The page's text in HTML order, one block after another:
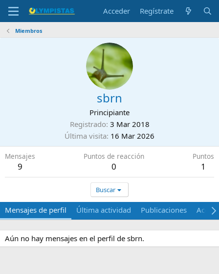
Acceder Regístrate
Miembros
sbrn
Principiante
Registrado 3 Mar 2018
Última visita 16 Mar 2026
Mensajes
9
Puntos de reacción
0
Puntos
1
Buscar
Mensajes de perfil Última actividad Publicaciones Acerca
Aún no hay mensajes en el perfil de sbrn.